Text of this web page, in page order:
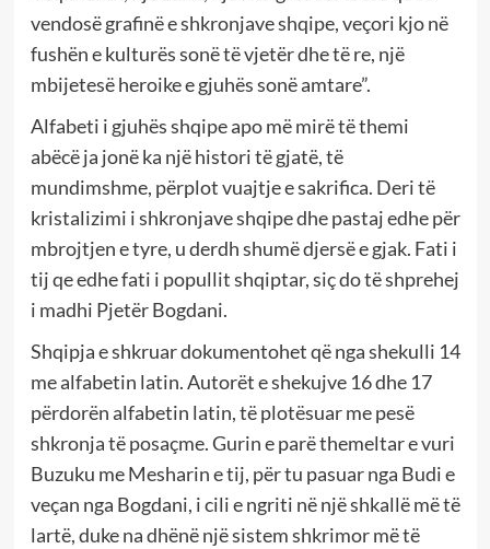
vendosë grafinë e shkronjave shqipe, veçori kjo në
fushën e kulturës sonë të vjetër dhe të re, një
mbijetesë heroike e gjuhës sonë amtare”.
Alfabeti i gjuhës shqipe apo më mirë të themi
abëcë ja jonë ka një histori të gjatë, të
mundimshme, përplot vuajtje e sakrifica. Deri të
kristalizimi i shkronjave shqipe dhe pastaj edhe për
mbrojtjen e tyre, u derdh shumë djersë e gjak. Fati i
tij qe edhe fati i popullit shqiptar, siç do të shprehej
i madhi Pjetër Bogdani.
Shqipja e shkruar dokumentohet që nga shekulli 14
me alfabetin latin. Autorët e shekujve 16 dhe 17
përdorën alfabetin latin, të plotësuar me pesë
shkronja të posaçme. Gurin e parë themeltar e vuri
Buzuku me Mesharin e tij, për tu pasuar nga Budi e
veçan nga Bogdani, i cili e ngriti në një shkallë më të
lartë, duke na dhënë një sistem shkrimor më të